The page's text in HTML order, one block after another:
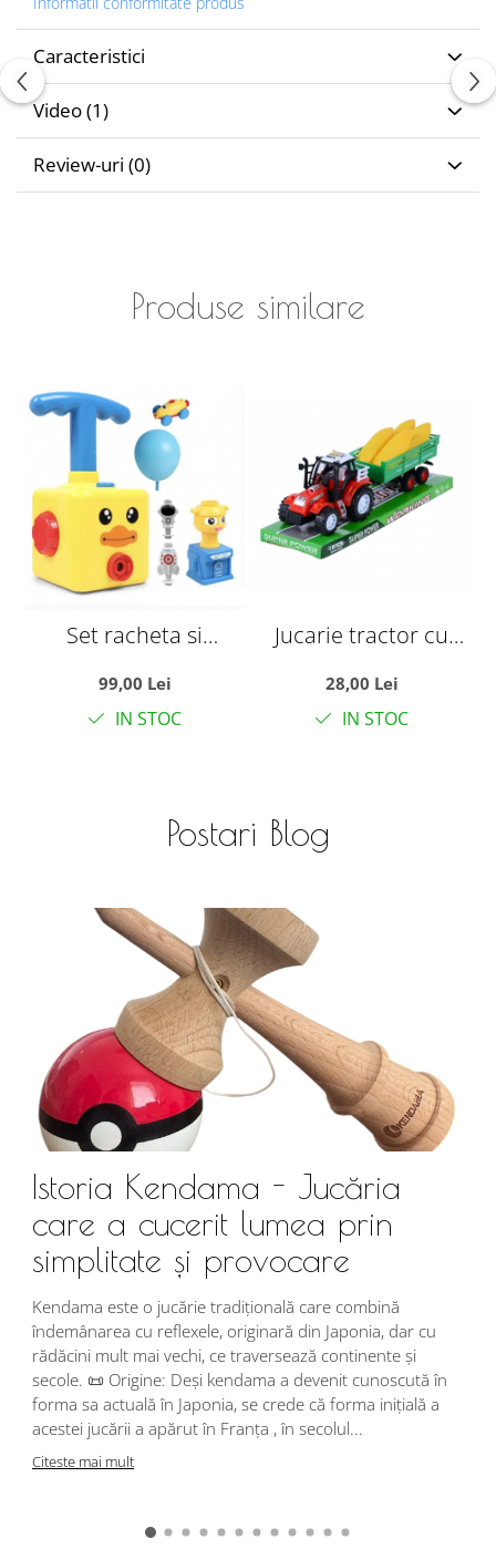
Caracteristici
Video(1)
Review-uri (0)
Produse similare
Set racheta si
propulsie pe baloane
99,00 Lei
IN STOC
Jucarie tractor cu
28,00 Lei
IN STOC
Postari Blog
Istoria Kendama - Jucăria
care a cucerit lumea prin
simplitate și provocare
Kendama este o jucărie tradițională care combină
îndemânarea cu reflexele, originară din Japonia, dar cu
rădăcini mult mai vechi, ce traversează continente și
secole. 📜 Origine: Deși kendama a devenit cunoscută în
forma sa actuală în Japonia, se crede că forma inițială a
acestei jucării a apărut în Franța , în secolul...
Citeste mai mult